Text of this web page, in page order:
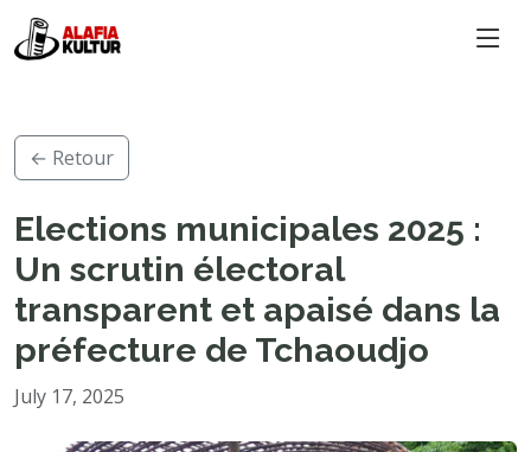
← Retour
Elections municipales 2025 :
Un scrutin électoral
transparent et apaisé dans la
préfecture de Tchaoudjo
July 17, 2025